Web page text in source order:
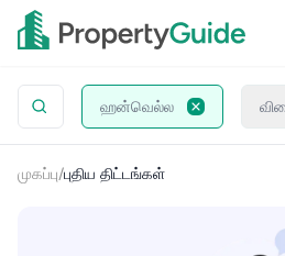
ஹன்வெல்ல
முகப்பு/புதிய திட்டங்கள்